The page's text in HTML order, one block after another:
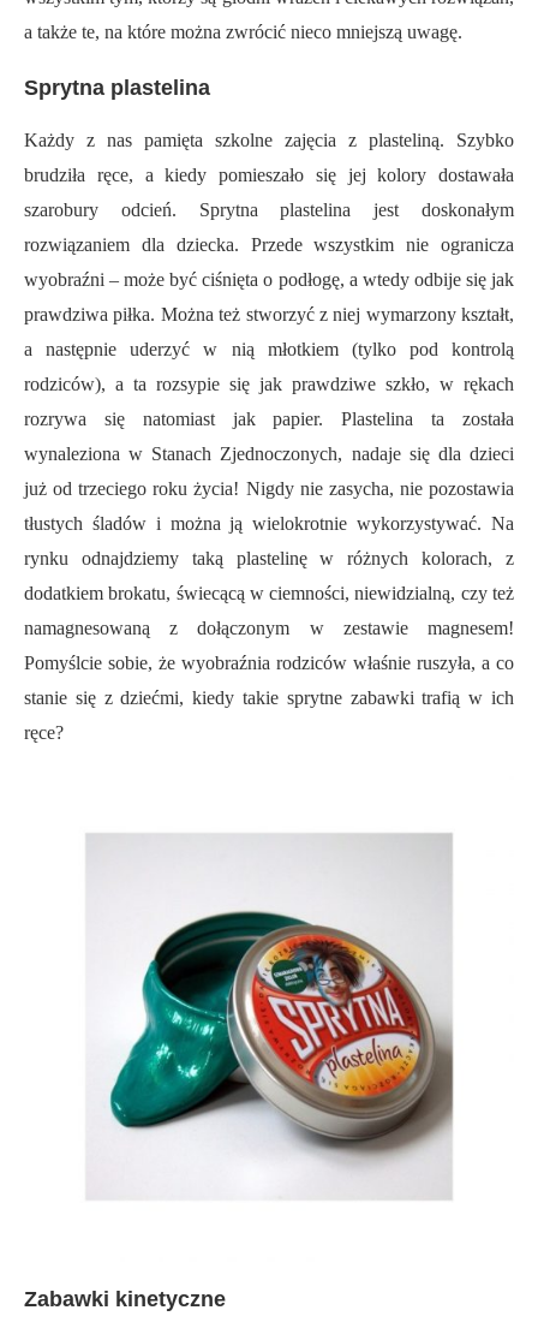
a także te, na które można zwrócić nieco mniejszą uwagę.
Sprytna plastelina
Każdy z nas pamięta szkolne zajęcia z plasteliną. Szybko
brudziła ręce, a kiedy pomieszało się jej kolory dostawała
szarobury odcień. Sprytna plastelina jest doskonałym
rozwiązaniem dla dziecka. Przede wszystkim nie ogranicza
wyobraźni – może być ciśnięta o podłogę, a wtedy odbije się jak
prawdziwa piłka. Można też stworzyć z niej wymarzony kształt,
a następnie uderzyć w nią młotkiem (tylko pod kontrolą
rodziców), a ta rozsypie się jak prawdziwe szkło, w rękach
rozrywa się natomiast jak papier. Plastelina ta została
wynaleziona w Stanach Zjednoczonych, nadaje się dla dzieci
już od trzeciego roku życia! Nigdy nie zasycha, nie pozostawia
tłustych śladów i można ją wielokrotnie wykorzystywać. Na
rynku odnajdziemy taką plastelinę w różnych kolorach, z
dodatkiem brokatu, świecącą w ciemności, niewidzialną, czy też
namagnesowaną z dołączonym w zestawie magnesem!
Pomyślcie sobie, że wyobraźnia rodziców właśnie ruszyła, a co
stanie się z dziećmi, kiedy takie sprytne zabawki trafią w ich
ręce?
Zabawki kinetyczne